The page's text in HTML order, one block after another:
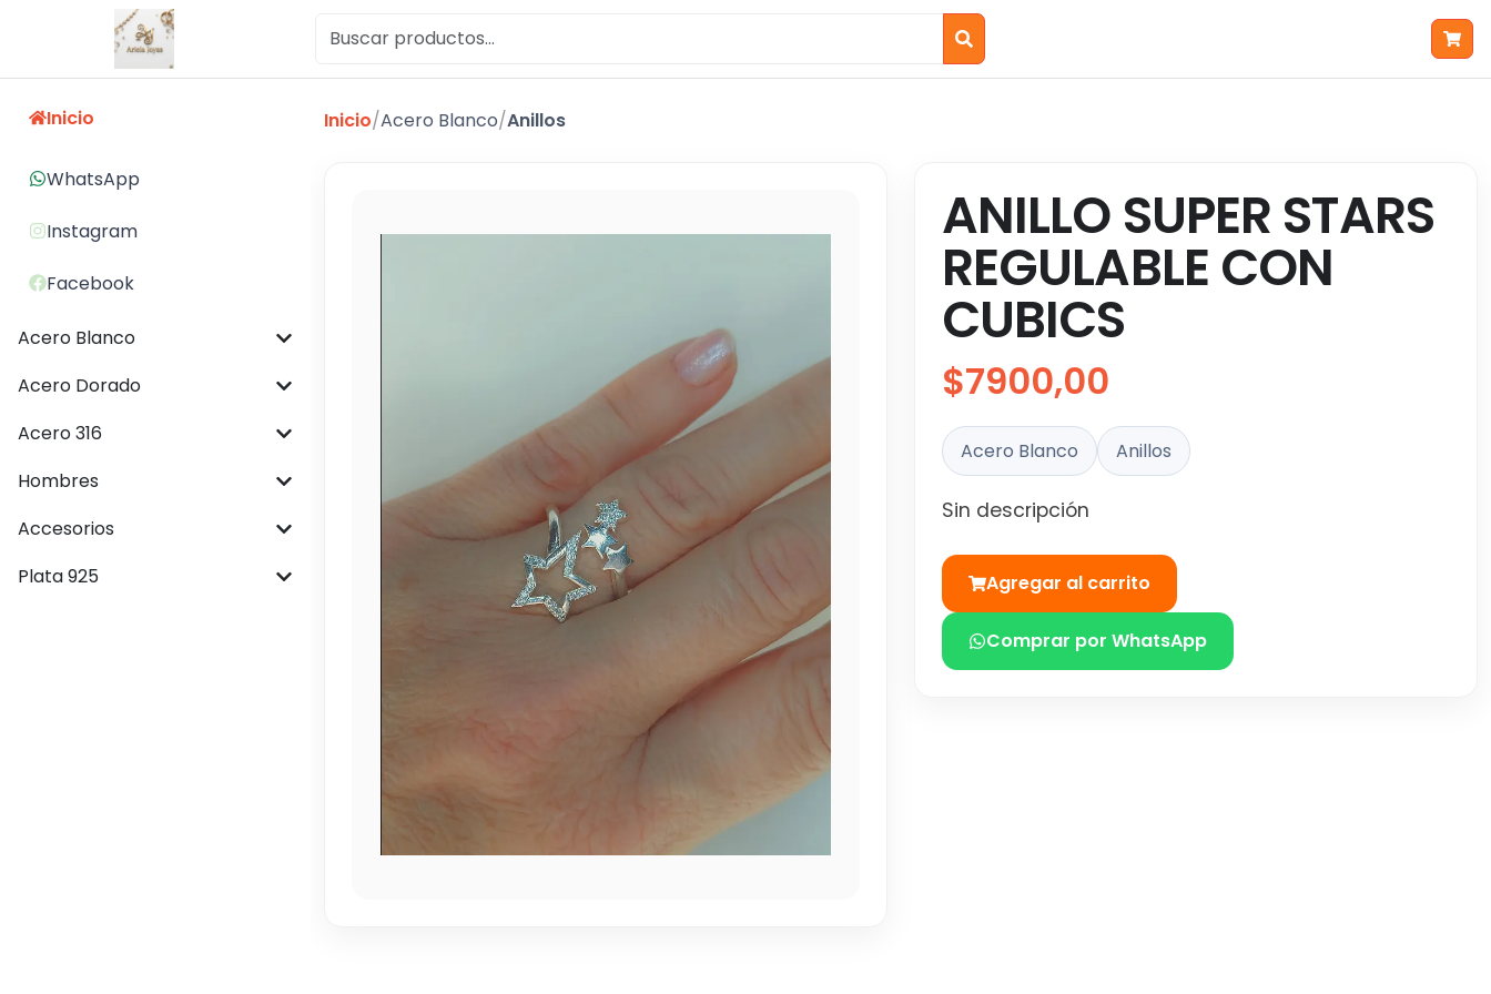
Inicio
WhatsApp
Instagram
Facebook
Acero Blanco
Acero Dorado
Acero 316
Hombres
Accesorios
Plata 925
Inicio/Acero Blanco/Anillos
ANILLO SUPER STARS
REGULABLE CON
CUBICS
$7900,00
Acero Blanco Anillos
Sin descripción
Agregar al carrito
Comprar por WhatsApp